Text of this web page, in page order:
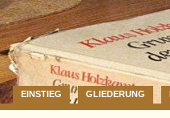
EINSTIEG GLIEDERUNG